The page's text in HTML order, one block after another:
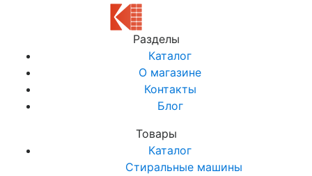
Разделы
Каталог
О магазине
Контакты
Блог
Товары
Каталог
Стиральные машины